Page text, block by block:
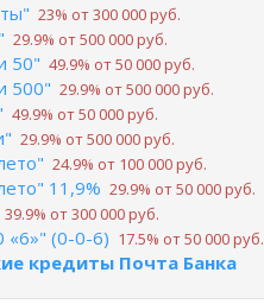
23% от 300 000 руб.
29.9% от 500 000 руб.
50" 49.9% от 50 000 руб.
500" 29.9% от 500 000 руб.
49.9% от 50 000 руб.
29.9% от 500 000 руб.
24.9% от 100 000 руб.
11,9% 29.9% от 50 000 руб.
39.9% от 300 000 руб.
«6»" (0-0-6) 17.5% от 50 000 руб.
кредиты Почта Банка